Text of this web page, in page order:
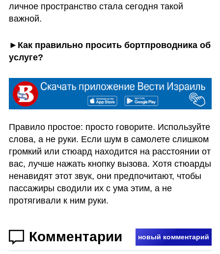
личное пространство стала сегодня такой
важной.
►Как правильно просить бортпроводника об
услуге?
Правило простое: просто говорите. Используйте
слова, а не руки. Если шум в самолете слишком
громкий или стюард находится на расстоянии от
вас, лучше нажать кнопку вызова. Хотя стюарды
ненавидят этот звук, они предпочитают, чтобы
пассажиры сводили их с ума этим, а не
протягивали к ним руки.
Комментарии новый комментарий